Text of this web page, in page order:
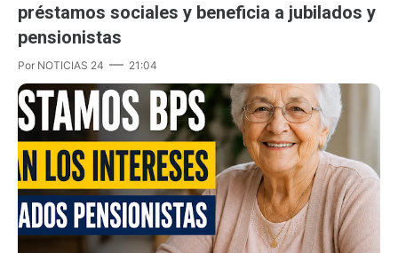
préstamos sociales y beneficia a jubilados y
pensionistas
Por NOTICIAS 24 21:04